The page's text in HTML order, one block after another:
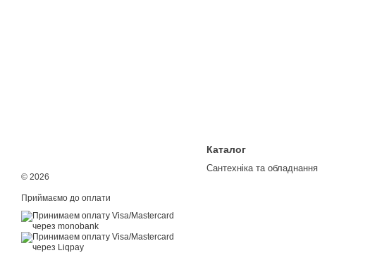
© 2026
Приймаємо до оплати
Каталог
Сантехніка та обладнання